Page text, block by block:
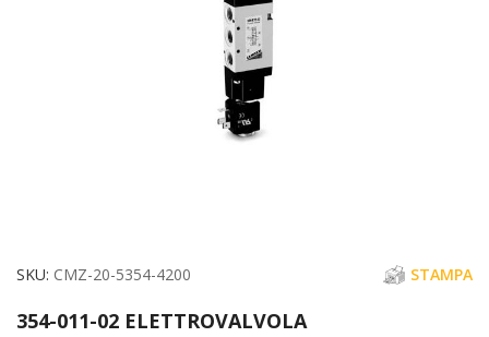
Vai
della
SKU CMZ-20-5354-4200 STAMPA
354-011-02 ELETTROVALVOLA